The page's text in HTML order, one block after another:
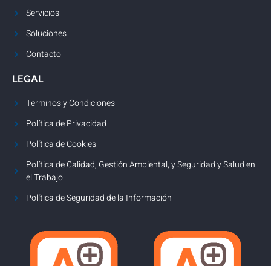
Servicios
Soluciones
Contacto
LEGAL
Terminos y Condiciones
Política de Privacidad
Política de Cookies
Política de Calidad, Gestión Ambiental, y Seguridad y Salud en
el Trabajo
Política de Seguridad de la Información